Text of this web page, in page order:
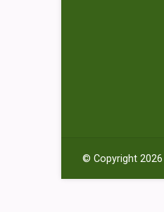
© Copyright 2026